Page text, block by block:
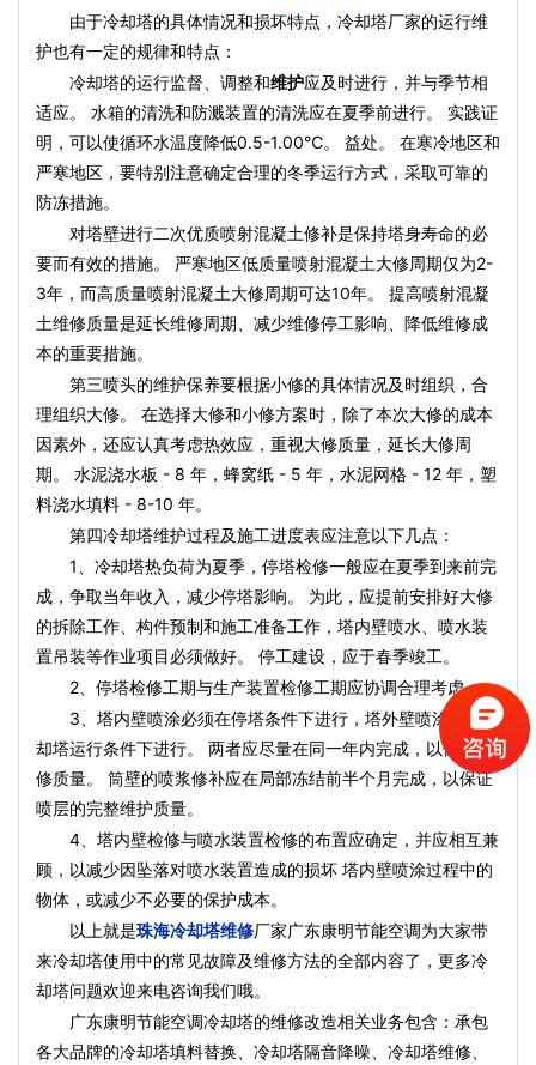
由于冷却塔的具体情况和损坏特点，冷却塔厂家的运行维
护也有一定的规律和特点：
冷却塔的运行监督、调整和维护应及时进行，并与季节相
适应。 水箱的清洗和防溅装置的清洗应在夏季前进行。 实践证
明，可以使循环水温度降低0.5-1.00℃。 益处。 在寒冷地区和
严寒地区，要特别注意确定合理的冬季运行方式，采取可靠的
防冻措施。
对塔壁进行二次优质喷射混凝土修补是保持塔身寿命的必
要而有效的措施。 严寒地区低质量喷射混凝土大修周期仅为2-
3年，而高质量喷射混凝土大修周期可达10年。 提高喷射混凝
土维修质量是延长维修周期、减少维修停工影响、降低维修成
本的重要措施。
第三喷头的维护保养要根据小修的具体情况及时组织，合
理组织大修。 在选择大修和小修方案时，除了本次大修的成本
因素外，还应认真考虑热效应，重视大修质量，延长大修周
期。 水泥浇水板 - 8 年，蜂窝纸 - 5 年，水泥网格 - 12 年，塑
料浇水填料 - 8-10 年。
第四冷却塔维护过程及施工进度表应注意以下几点：
1、冷却塔热负荷为夏季，停塔检修一般应在夏季到来前完
成，争取当年收入，减少停塔影响。 为此，应提前安排好大修
的拆除工作、构件预制和施工准备工作，塔内壁喷水、喷水装
置吊装等作业项目必须做好。 停工建设，应于春季竣工。
2、停塔检修工期与生产装置检修工期应协调合理考虑。
3、塔内壁喷涂必须在停塔条件下进行，塔外壁喷涂可在冷
却塔运行条件下进行。 两者应尽量在同一年内完成，以保证维
修质量。 筒壁的喷浆修补应在局部冻结前半个月完成，以保证
喷层的完整维护质量。
4、塔内壁检修与喷水装置检修的布置应确定，并应相互兼
顾，以减少因坠落对喷水装置造成的损坏 塔内壁喷涂过程中的
物体，或减少不必要的保护成本。
以上就是珠海冷却塔维修厂家广东康明节能空调为大家带
来冷却塔使用中的常见故障及维修方法的全部内容了，更多冷
却塔问题欢迎来电咨询我们哦。
广东康明节能空调冷却塔的维修改造相关业务包含：承包
各大品牌的冷却塔填料替换、冷却塔隔音降噪、冷却塔维修、